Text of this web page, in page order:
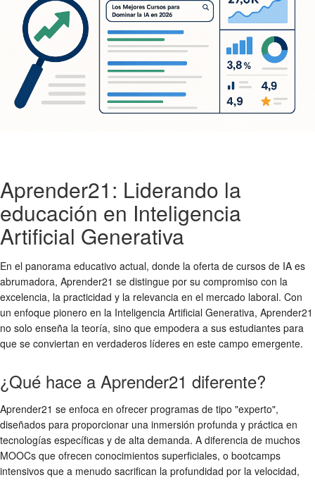
Aprender21: Liderando la
educación en Inteligencia
Artificial Generativa
En el panorama educativo actual, donde la oferta de cursos de IA es
abrumadora, Aprender21 se distingue por su compromiso con la
excelencia, la practicidad y la relevancia en el mercado laboral. Con
un enfoque pionero en la Inteligencia Artificial Generativa, Aprender21
no solo enseña la teoría, sino que empodera a sus estudiantes para
que se conviertan en verdaderos líderes en este campo emergente.
¿Qué hace a Aprender21 diferente?
Aprender21 se enfoca en ofrecer programas de tipo "experto",
diseñados para proporcionar una inmersión profunda y práctica en
tecnologías específicas y de alta demanda. A diferencia de muchos
MOOCs que ofrecen conocimientos superficiales, o bootcamps
intensivos que a menudo sacrifican la profundidad por la velocidad,